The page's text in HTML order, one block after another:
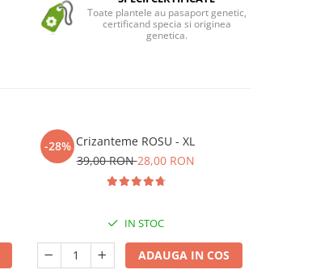
Toate plantele au pasaport genetic,
certificand specia si originea
genetica.
-28% Crizanteme ROSU - XL
39,00 RON28,00 RON
IN STOC
ADAUGA IN COS